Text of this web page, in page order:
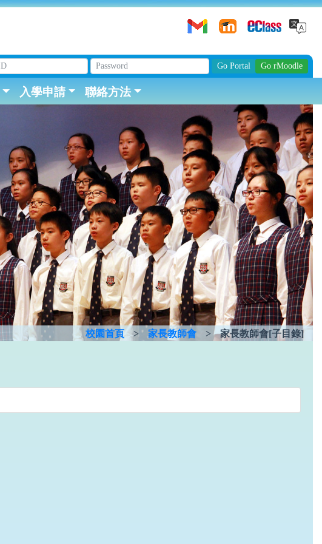
入學申請 聯絡方法
校園首頁 > 家長教師會 > 家長教師會[子目錄]